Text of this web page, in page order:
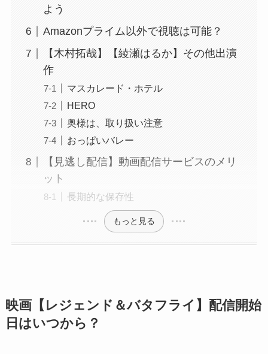
よう
Amazonプライム以外で視聴は可能？
【木村拓哉】【綾瀬はるか】その他出演
作
マスカレード・ホテル
HERO
奥様は、取り扱い注意
おっぱいバレー
【見逃し配信】動画配信サービスのメリ
ット
長期的な保存性
もっと見る
映画【レジェンド＆バタフライ】配信開始
日はいつから？